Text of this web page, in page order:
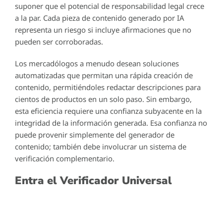
suponer que el potencial de responsabilidad legal crece
a la par. Cada pieza de contenido generado por IA
representa un riesgo si incluye afirmaciones que no
pueden ser corroboradas.
Los mercadólogos a menudo desean soluciones
automatizadas que permitan una rápida creación de
contenido, permitiéndoles redactar descripciones para
cientos de productos en un solo paso. Sin embargo,
esta eficiencia requiere una confianza subyacente en la
integridad de la información generada. Esa confianza no
puede provenir simplemente del generador de
contenido; también debe involucrar un sistema de
verificación complementario.
Entra el Verificador Universal